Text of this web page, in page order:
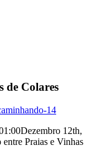
de Colares
Dezembro 12th,
Praias e Vinhas